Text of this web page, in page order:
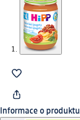
Informace o produktu